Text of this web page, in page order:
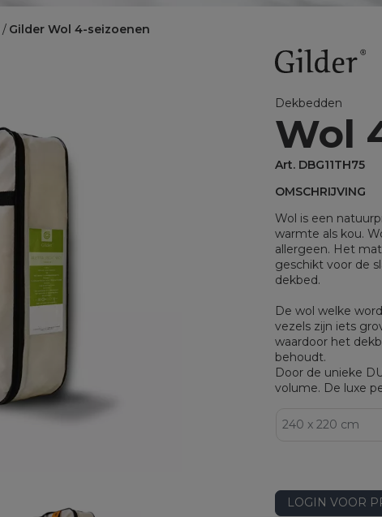
MATRASBESCHERMERS
Matrasbeschermers
Matrasbeschermers -
Matrasbeschermers -
Gilder Wol 4-seizoenen
Dekbedden
Wol
Art. DBG11TH75
OMSCHRIJVING
Wol is een
warmte als kou.
allergeen. Het
geschikt voor de
dekbed.
De wol welke
vezels zijn iets
waardoor het
behoudt.
Door de unieke
volume. De luxe
LOGIN VOOR